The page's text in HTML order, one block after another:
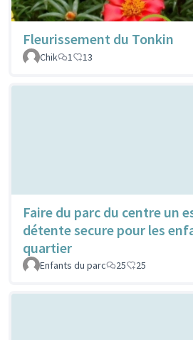
Fleurissement du Tonkin
Chik
1 13
Faire du parc du centre un
détente secure pour les
quartier
Enfants du parc 25 25